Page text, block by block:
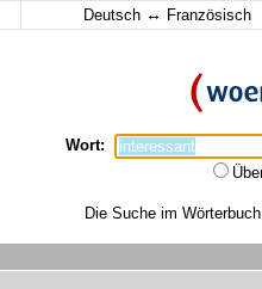
Deutsch ↔ Französisch
Wort:
Die Suche im